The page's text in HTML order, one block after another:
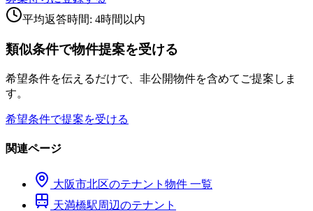
平均返答時間: 4時間以内
類似条件で物件提案を受ける
希望条件を伝えるだけで、非公開物件を含めてご提案しま
す。
希望条件で提案を受ける
関連ページ
大阪市北区のテナント物件 一覧
天満橋駅周辺のテナント